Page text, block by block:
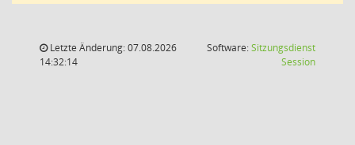
Letzte Änderung: 07.08.2026
14:32:14
Software:Sitzungsdienst
Session(Wird in